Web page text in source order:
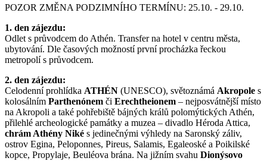
POZOR ZMĚNA PODZIMNÍHO TERMÍNU: 25.10. - 29.10.
1. den zájezdu:
Odlet s průvodcem do Athén. Transfer na hotel v centru města,
ubytování. Dle časových možností první procházka řeckou
metropolí s průvodcem.
2. den zájezdu:
Celodenní prohlídka ATHÉN (UNESCO), světoznámá Akropole s
kolosálním Parthenónem či Erechtheionem – nejposvátnější místo
na Akropoli a také pohřebiště bájných králů polomýtických Athén,
přilehlé archeologické památky a muzea – divadlo Héroda Attica,
chrám Athény Niké s jedinečnými výhledy na Saronský záliv,
ostrov Egina, Peloponnes, Pireus, Salamis, Egaleoské a Poikilské
kopce, Propylaje, Beuléova brána. Na jižním svahu Dionýsovo